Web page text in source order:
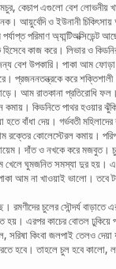
কেচাপ এগুলো বেশ লোভনীয়
আয়ুর্বেদি ও ইউনানী
পরিমাণ
হিসেবে কাজ করে। লিভার ও
বেশ উপকারি। পাকা আম
প্রজননতন্ত্রকে করে
আম রাতকানা প্রতিরোধি
কমায়। কিডনিতে পাথর হওয়ার
হতে বাঁধা দেয়। গর্ভবতী
কোলেস্টেরল কমায়।
দাঁত ও নখকে করে মজবুত।
ঘুমজনিত সমস্যা দুর হয়।
পাকা আম না খাওয়াই ভালো। তবে
রমণীদের চুলের সৌন্দর্য
হয়। এরপর কাচের বোতল
সরিষা কিংবা জলপাই তেলও
হবে। তাহলে চুল হবে কালো,